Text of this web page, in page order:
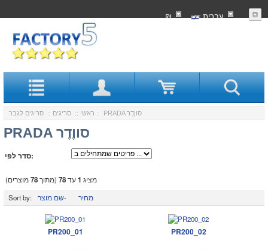
עִברִית ₪
ראשי :: סריגים :: סריגים לגבר :: PRADA סווֶדֶר
PRADA סווֶדֶר
סדר לפי:
מציג 1עד78 (מתוך78מוצרים)
Sort by:
שם מוצר- מחיר
PR200_01 PR200_02